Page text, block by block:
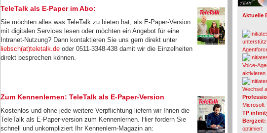
TeleTalk als E-Paper im Abo:
Sie möchten alles was TeleTalk zu bieten hat, als E-Paper-Version
mit digitalen Services lesen oder möchten ein Angebot für eine
Intranet-Nutzung? Dann kontaktieren Sie uns gern direkt unter
liebsch(at)teletalk.de oder 0511-3348-438 damit wir die Einzelheiten
direkt besprechen können.
Zum Kennenlernen: TeleTalk als E-Paper-Version
Kostenlos und ohne jede weitere Verpflichtung liefern wir Ihnen die
TeleTalk als E-Paper-version zum Kennenlernen. Hier fordern Sie
schnell und unkompliziert Ihr Kennenlern-Magazin an:
Aktuelle
Voice-
aktivieren
Wechsel
Microsoft
TP
Bergzeit:
optimiert